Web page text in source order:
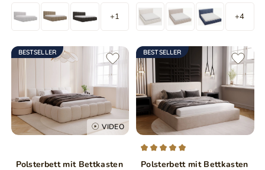
+1 +4
BESTSELLER
VIDEO
Polsterbett mit Bettkasten
BESTSELLER
Polsterbett mit Bettkasten